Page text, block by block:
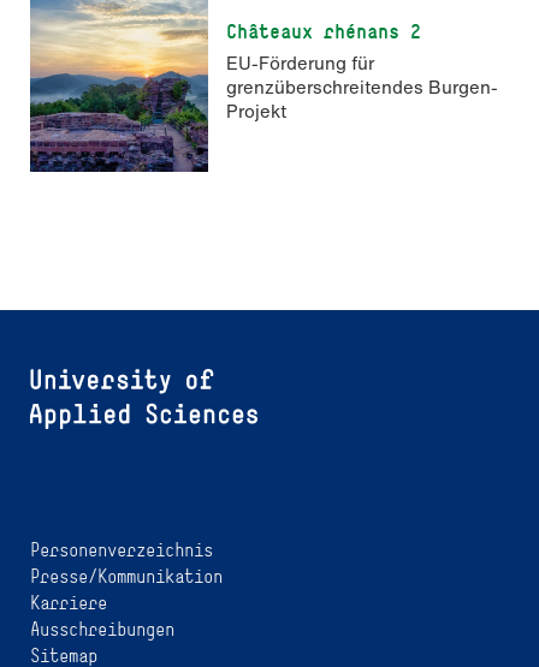
Châteaux rhénans 2
EU-Förderung für
grenzüberschreitendes Burgen-
Projekt
Personenverzeichnis
Presse/Kommunikation
Karriere
Ausschreibungen
Sitemap